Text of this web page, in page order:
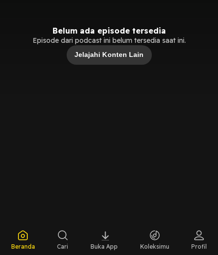
Belum ada episode tersedia
Episode dari podcast ini belum tersedia saat ini.
Jelajahi Konten Lain
Beranda Cari Buka App Koleksimu Profil